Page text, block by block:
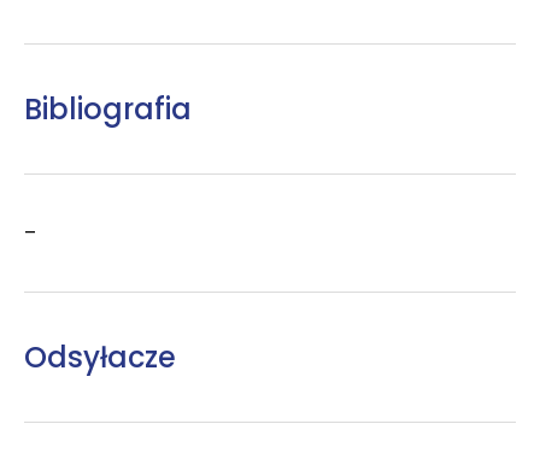
Bibliografia
–
Odsyłacze